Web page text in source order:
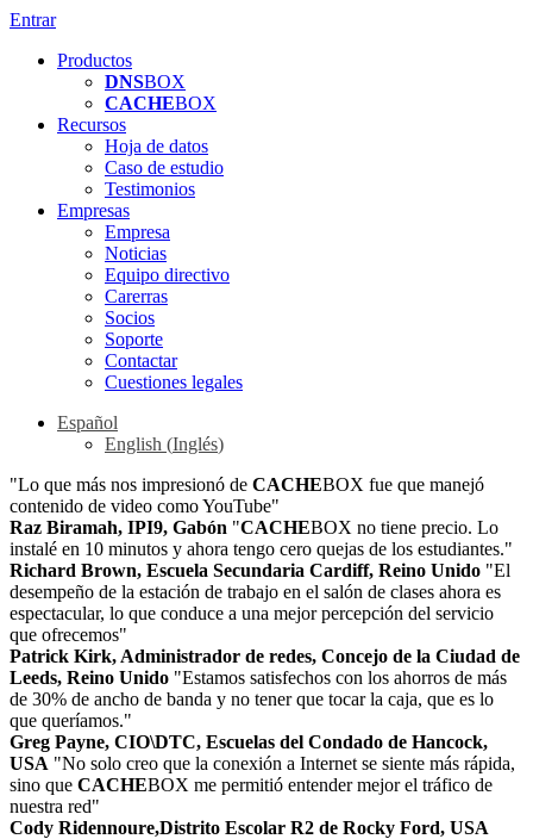
Entrar
Productos
DNSBOX
CACHEBOX
Recursos
Hoja de datos
Caso de estudio
Testimonios
Empresas
Empresa
Noticias
Equipo directivo
Carerras
Socios
Soporte
Contactar
Cuestiones legales
Español
English (Inglés)
"Lo que más nos impresionó de CACHEBOX fue que manejó
contenido de video como YouTube"
Raz Biramah, IPI9, Gabón "CACHEBOX no tiene precio. Lo
instalé en 10 minutos y ahora tengo cero quejas de los estudiantes."
Richard Brown, Escuela Secundaria Cardiff, Reino Unido "El
desempeño de la estación de trabajo en el salón de clases ahora es
espectacular, lo que conduce a una mejor percepción del servicio
que ofrecemos"
Patrick Kirk, Administrador de redes, Concejo de la Ciudad de
Leeds, Reino Unido "Estamos satisfechos con los ahorros de más
de 30% de ancho de banda y no tener que tocar la caja, que es lo
que queríamos."
Greg Payne, CIO\DTC, Escuelas del Condado de Hancock,
USA "No solo creo que la conexión a Internet se siente más rápida,
sino que CACHEBOX me permitió entender mejor el tráfico de
nuestra red"
Cody Ridennoure,Distrito Escolar R2 de Rocky Ford, USA